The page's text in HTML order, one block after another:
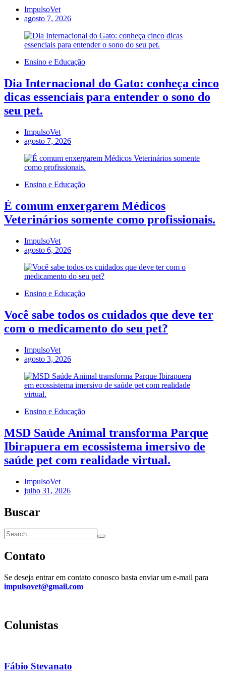
ImpulsoVet
agosto 7, 2026
Ensino e Educação
Dia Internacional do Gato: conheça cinco
dicas essenciais para entender o sono do
seu pet.
ImpulsoVet
agosto 7, 2026
Ensino e Educação
É comum enxergarem Médicos
Veterinários somente como profissionais.
ImpulsoVet
agosto 6, 2026
Ensino e Educação
Você sabe todos os cuidados que deve ter
com o medicamento do seu pet?
ImpulsoVet
agosto 3, 2026
Ensino e Educação
MSD Saúde Animal transforma Parque
Ibirapuera em ecossistema imersivo de
saúde pet com realidade virtual.
ImpulsoVet
julho 31, 2026
Buscar
Contato
Se deseja entrar em contato conosco basta enviar um e-mail para
impulsovet@gmail.com
Colunistas
Fábio Stevanato